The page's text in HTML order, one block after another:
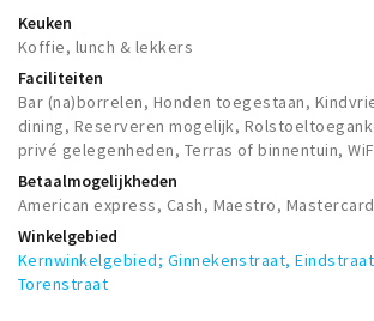
Keuken
Koffie, lunch & lekkers
Faciliteiten
Bar (na)borrelen, Honden toegestaan,
dining, Reserveren mogelijk,
privé gelegenheden, Terras of binnentuin,
Betaalmogelijkheden
American express, Cash, Maestro,
Winkelgebied
Kernwinkelgebied; Ginnekenstraat,
Torenstraat